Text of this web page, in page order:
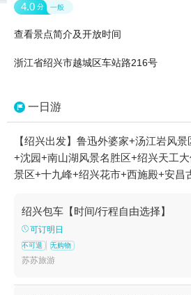
4.0 分 一般
查看景点简介及开放时间
浙江省绍兴市越城区车站路216号
一日游
【绍兴出发】鲁迅外婆家+汤江岩风
+沈园+南山湖风景名胜区+绍兴天工
景区+十九峰+绍兴花市+西施殿+安昌
景区+西施故里+衢州小南海+衢州乌溪
大佛寺景区+衢州孔氏南宗家庙+鲁迅
鲁迅纪念馆+衢州九龙湖+五泄风景区+
+西施浣纱石+绍兴嵊州南山湖+绍兴古
绍兴包车【时间/行程自由选择】
可订明日
不可退 无购物
苏苏旅游